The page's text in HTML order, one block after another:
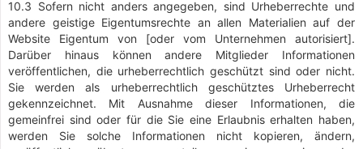
10.3 Sofern nicht anders angegeben, sind Urheberrechte und
andere geistige Eigentumsrechte an allen Materialien auf der
Website Eigentum von [oder vom Unternehmen autorisiert].
Darüber hinaus können andere Mitglieder Informationen
veröffentlichen, die urheberrechtlich geschützt sind oder nicht.
Sie werden als urheberrechtlich geschütztes Urheberrecht
gekennzeichnet. Mit Ausnahme dieser Informationen, die
gemeinfrei sind oder für die Sie eine Erlaubnis erhalten haben,
werden Sie solche Informationen nicht kopieren, ändern,